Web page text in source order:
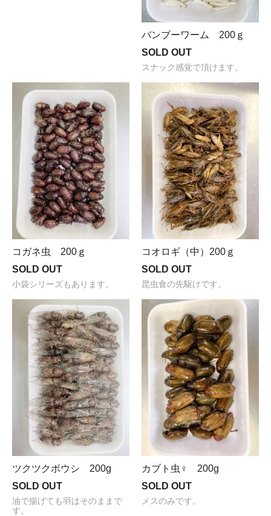
バンブーワーム 200ｇ
SOLD OUT
スナック感覚で頂けます。
コガネ虫 200ｇ
SOLD OUT
小袋シリーズもあります。
コオロギ（中）200ｇ
SOLD OUT
昆虫食の先駆けです。
ツクツクボウシ 200g
SOLD OUT
油で揚げても羽はそのままで
す。
カブト虫♀ 200g
SOLD OUT
メスのみです。